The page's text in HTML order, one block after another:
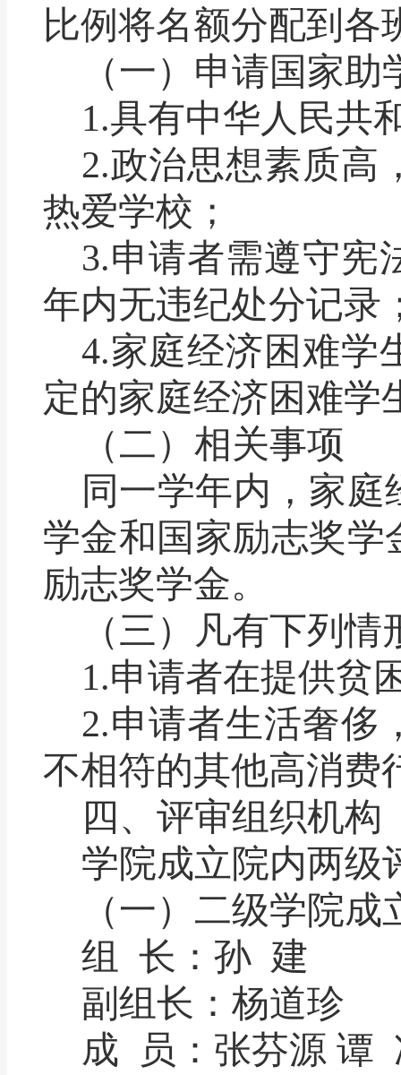
比例将名额分配到各
（一）申请国家
1.具有中华人民共
2.政治思想素质高
热爱学校；
3.申请者需遵守宪
年内无违纪处分记录
4.家庭经济困难学
定的家庭经济困难学
（二）相关事项
同一学年内，家
学金和国家励志奖
励志奖学金。
（三）凡有下列
1.申请者在提供贫
2.申请者生活奢侈
不相符的其他高消费
四、评审组织机构
学院成立院内两级
（一）二级学院
组
长：孙 建
副组长：杨道珍
成
员：张芬源 谭